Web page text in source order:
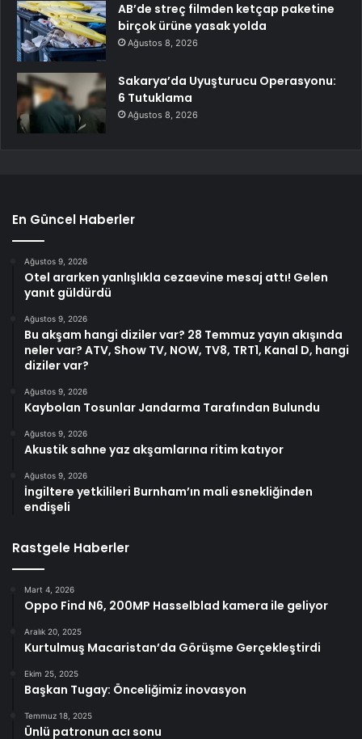
AB’de streç filmden ketçap paketine
birçok ürüne yasak yolda
Ağustos 8, 2026
Sakarya’da Uyuşturucu Operasyonu:
6 Tutuklama
Ağustos 8, 2026
En Güncel Haberler
Ağustos 9, 2026
Otel ararken yanlışlıkla cezaevine mesaj attı! Gelen
yanıt güldürdü
Ağustos 9, 2026
Bu akşam hangi diziler var? 28 Temmuz yayın akışında
neler var? ATV, Show TV, NOW, TV8, TRT1, Kanal D, hangi
diziler var?
Ağustos 9, 2026
Kaybolan Tosunlar Jandarma Tarafından Bulundu
Ağustos 9, 2026
Akustik sahne yaz akşamlarına ritim katıyor
Ağustos 9, 2026
İngiltere yetkilileri Burnham’ın mali esnekliğinden
endişeli
Rastgele Haberler
Mart 4, 2026
Oppo Find N6, 200MP Hasselblad kamera ile geliyor
Aralık 20, 2025
Kurtulmuş Macaristan’da Görüşme Gerçekleştirdi
Ekim 25, 2025
Başkan Tugay: Önceliğimiz inovasyon
Temmuz 18, 2025
Ünlü patronun acı sonu